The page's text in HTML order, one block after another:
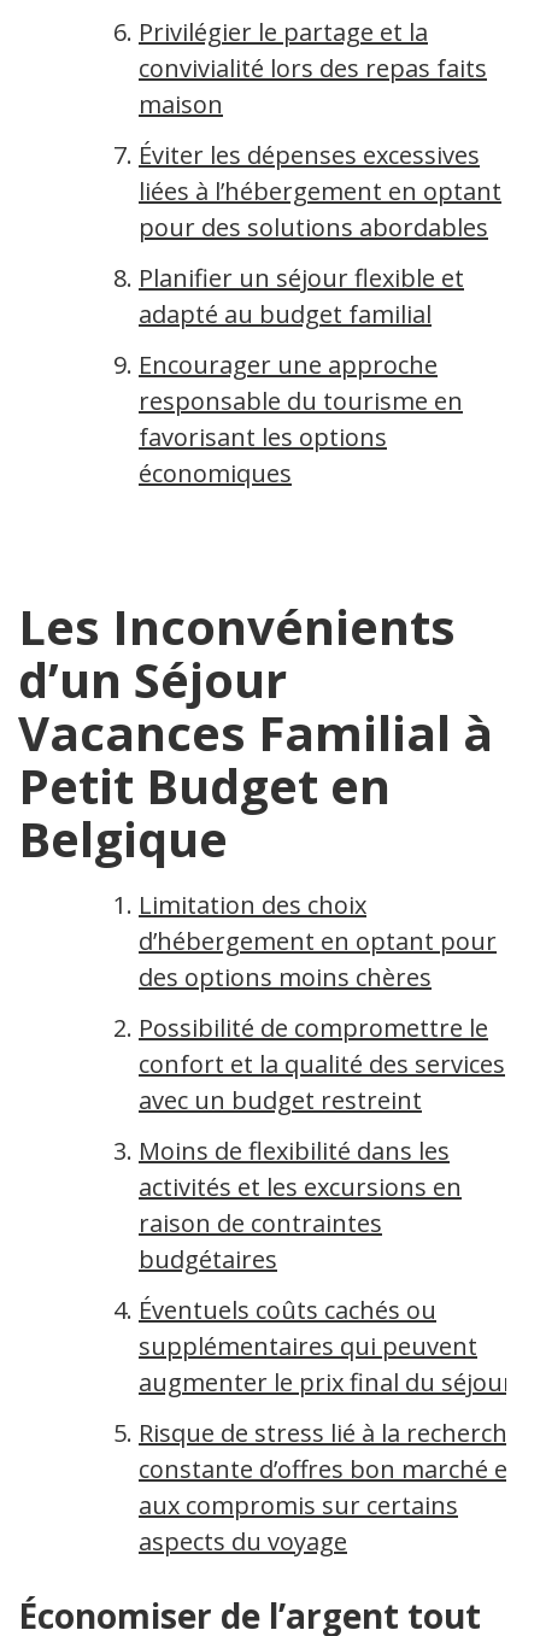
Privilégier le partage et la
convivialité lors des repas faits
maison
Éviter les dépenses excessives
liées à l’hébergement en optant
pour des solutions abordables
Planifier un séjour flexible et
adapté au budget familial
Encourager une approche
responsable du tourisme en
favorisant les options
économiques
Les Inconvénients
d’un Séjour
Vacances Familial à
Petit Budget en
Belgique
Limitation des choix
d’hébergement en optant pour
des options moins chères
Possibilité de compromettre le
confort et la qualité des services
avec un budget restreint
Moins de flexibilité dans les
activités et les excursions en
raison de contraintes
budgétaires
Éventuels coûts cachés ou
supplémentaires qui peuvent
augmenter le prix final du séjour
Risque de stress lié à la recherche
constante d’offres bon marché et
aux compromis sur certains
aspects du voyage
Économiser de l’argent tout